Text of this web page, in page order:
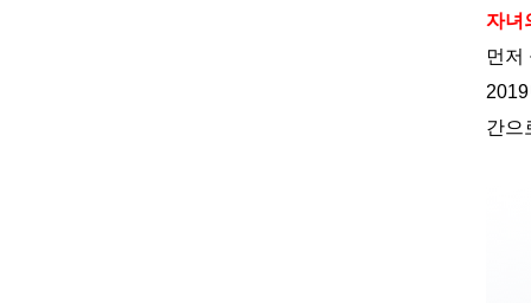
자녀
먼저
2019
간으